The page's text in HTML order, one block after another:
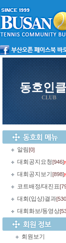
동호인
CLUB
알림[0]
대회공지요청[946]
대회공지보기 [898]
코트배정/대진표
대회(입상)결과
대회화보/동영상
회원보기